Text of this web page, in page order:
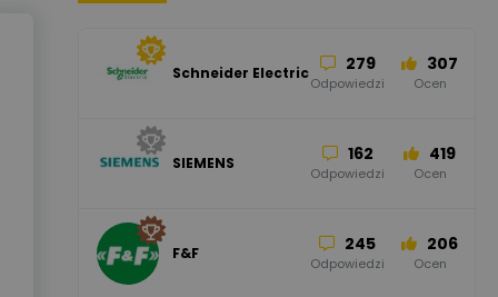
Schneider Electric 279
Odpowiedzi
307
Ocen
SIEMENS 162
Odpowiedzi
419
Ocen
F&F 245
Odpowiedzi
206
Ocen